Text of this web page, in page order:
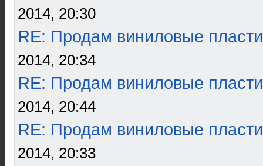
2014, 20:30
RE: Продам виниловые
2014, 20:34
RE: Продам виниловые
2014, 20:44
RE: Продам виниловые
2014, 20:33